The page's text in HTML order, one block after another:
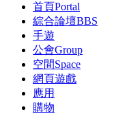
首頁Portal
綜合論壇BBS
手遊
公會Group
空間Space
網頁遊戲
應用
購物